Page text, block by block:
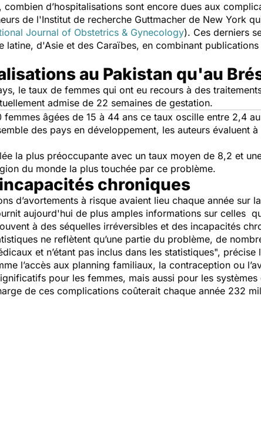
d’hospitalisations sont encore dues aux
de l'Institut de recherche Guttmacher de New York
Journal of Obstetrics & Gynecology). Ces derniers
d'Asie et des Caraïbes, en combinant
au Pakistan qu'au
le taux de femmes qui ont eu recours à des
admise de 22 semaines de gestation.
âgées de 15 à 44 ans ce taux oscille entre 2,4
des pays en développement, les auteurs évaluent
la plus préoccupante avec un taux moyen de 8,2 et
du monde la plus touchée par ce problème.
chroniques
d’avortements à risque avaient lieu chaque année sur
aujourd'hui de plus amples informations sur celles
à des séquelles irréversibles et des incapacités
ne reflètent qu’une partie du problème, de
et n’étant pas inclus dans les statistiques", précise
l’accès aux planning familiaux, la contraception ou
pour les femmes, mais aussi pour les
de ces complications coûterait chaque année 232